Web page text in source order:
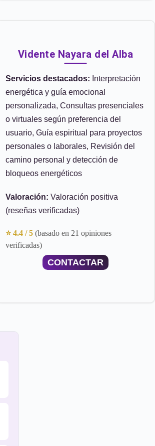
Vidente Nayara del Alba
Servicios destacados: Interpretación
energética y guía emocional
personalizada, Consultas presenciales
o virtuales según preferencia del
usuario, Guía espiritual para proyectos
personales o laborales, Revisión del
camino personal y detección de
bloqueos energéticos
Valoración: Valoración positiva
(reseñas verificadas)
⭐ 4.4 / 5 (basado en 21 opiniones
verificadas)
CONTACTAR